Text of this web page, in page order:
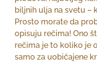
biljnih ulja na svetu –
Prosto morate da
opisuju rečima! Ono
rečima je to koliko je
samo za uobičajene